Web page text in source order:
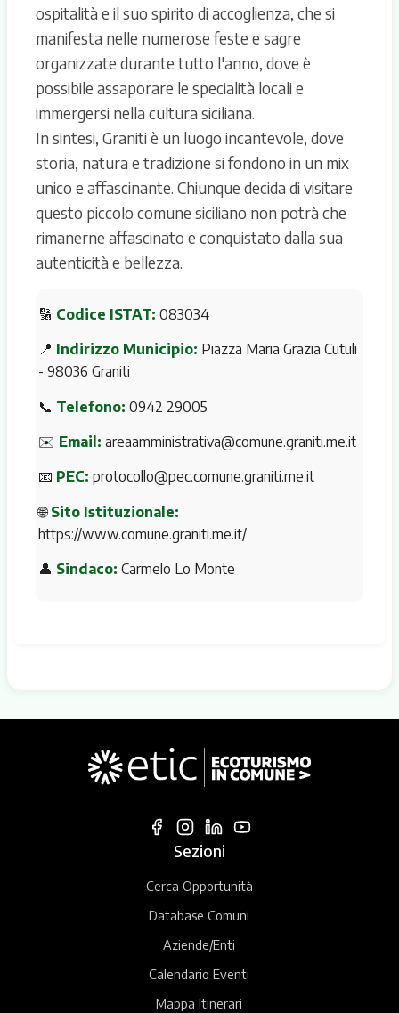
ospitalità e il suo spirito di accoglienza, che si
manifesta nelle numerose feste e sagre
organizzate durante tutto l'anno, dove è
possibile assaporare le specialità locali e
immergersi nella cultura siciliana.
In sintesi, Graniti è un luogo incantevole, dove
storia, natura e tradizione si fondono in un mix
unico e affascinante. Chiunque decida di visitare
questo piccolo comune siciliano non potrà che
rimanerne affascinato e conquistato dalla sua
autenticità e bellezza.
🔢 Codice ISTAT: 083034
📍 Indirizzo Municipio: Piazza Maria Grazia Cutuli
- 98036 Graniti
📞 Telefono: 0942 29005
✉️ Email: areaamministrativa@comune.graniti.me.it
📧 PEC: protocollo@pec.comune.graniti.me.it
🌐Sito Istituzionale:
https://www.comune.graniti.me.it/
👤 Sindaco: Carmelo Lo Monte
Sezioni
Cerca Opportunità
Database Comuni
Aziende/Enti
Calendario Eventi
Mappa Itinerari